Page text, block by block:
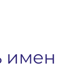
имен